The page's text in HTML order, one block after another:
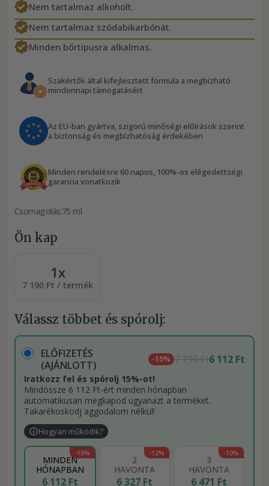
Nem tartalmaz alkoholt.
Nem tartalmaz szódabikarbónát.
Minden bőrtípusra alkalmas.
Szakértők által kifejlesztett formula a megbízható
mindennapi támogatásért
Az EU-ban gyártva, szigorú minőségi előírások szerint
a biztonság és megbízhatóság érdekében
Minden rendelésre 60 napos, 100%-os elégedettségi
garancia vonatkozik
Csomagolás:75 ml
Ön kap
1x
7 190 Ft / termék
Válassz többet és spórolj:
ELŐFIZETÉS
(AJÁNLOTT)
-15% 7 190 Ft6 112 Ft
Iratkozz fel és spórolj 15%-ot!
Mindössze 6 112 Ft-ért minden hónapban
automatikusan megkapod ugyanazt a terméket.
Takarékoskodj aggodalom nélkül!
Hogyan működik?
-15%
MINDEN
HÓNAPBAN
6 112 Ft
-12%
2
HAVONTA
6 327 Ft
-10%
3
HAVONTA
6 471 Ft